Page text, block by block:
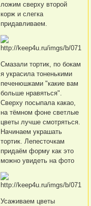
ложим сверху второй
корж и слегка
придавливаем.
Смазали тортик, по бокам
я украсила тоненькими
печенюшками "какие вам
больше нравяться".
Сверху посыпала какао,
на тёмном фоне светлые
цветы лучше смотряться.
Начинаем украшать
тортик. Лепесточкам
придаём форму как это
можно увидеть на фото
Усаживаем цветы